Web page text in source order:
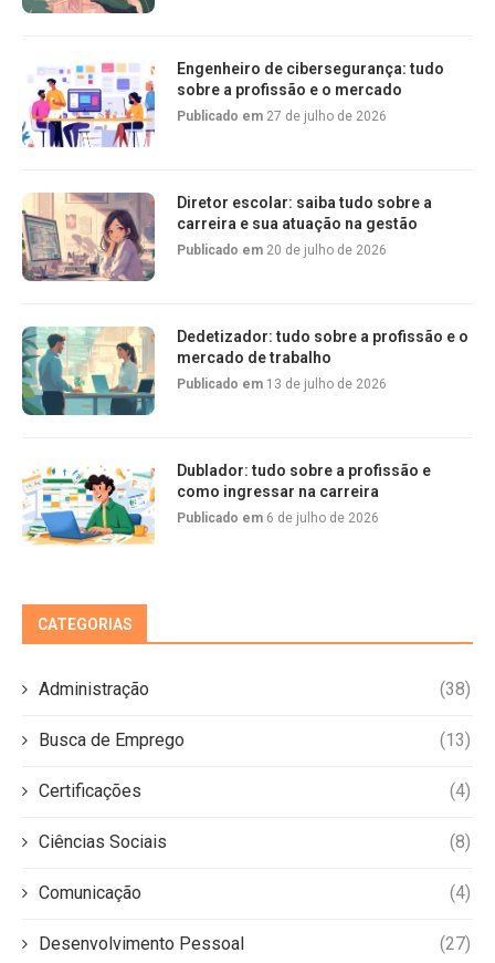
Engenheiro de cibersegurança: tudo
sobre a profissão e o mercado
Publicado em 27 de julho de 2026
Diretor escolar: saiba tudo sobre a
carreira e sua atuação na gestão
Publicado em 20 de julho de 2026
Dedetizador: tudo sobre a profissão e o
mercado de trabalho
Publicado em 13 de julho de 2026
Dublador: tudo sobre a profissão e
como ingressar na carreira
Publicado em 6 de julho de 2026
CATEGORIAS
Administração (38)
Busca de Emprego (13)
Certificações (4)
Ciências Sociais (8)
Comunicação (4)
Desenvolvimento Pessoal (27)